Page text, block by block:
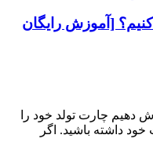
[آموزش رایگان
دهیم چارت تولد خود را
داشته باشید. اگر